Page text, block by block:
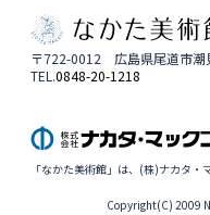
〒722-0012 広島県尾道市潮
TEL.0848-20-1218
「なかた美術館」は、(株)ナカタ
Copyright(C) 2009